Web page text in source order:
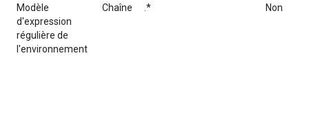
Modèle
d'expression
régulière de
l'environnement
Chaîne .* Non